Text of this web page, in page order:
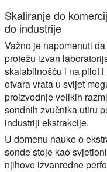
Skaliranje do
do industrije
Važno je napomenuti
protežu izvan
skalabilnošću i na pilot
otvara vrata u svijet
proizvodnje velikih
sondnih zvučnika utiru
industriji ekstrakcije.
U domenu nauke o
sonde stoje kao
njihove izvanredne